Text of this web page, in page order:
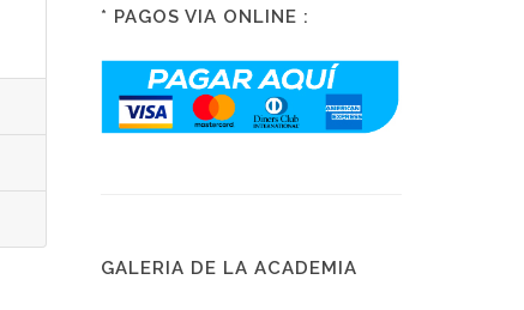
* PAGOS VIA ONLINE :
GALERIA DE LA ACADEMIA